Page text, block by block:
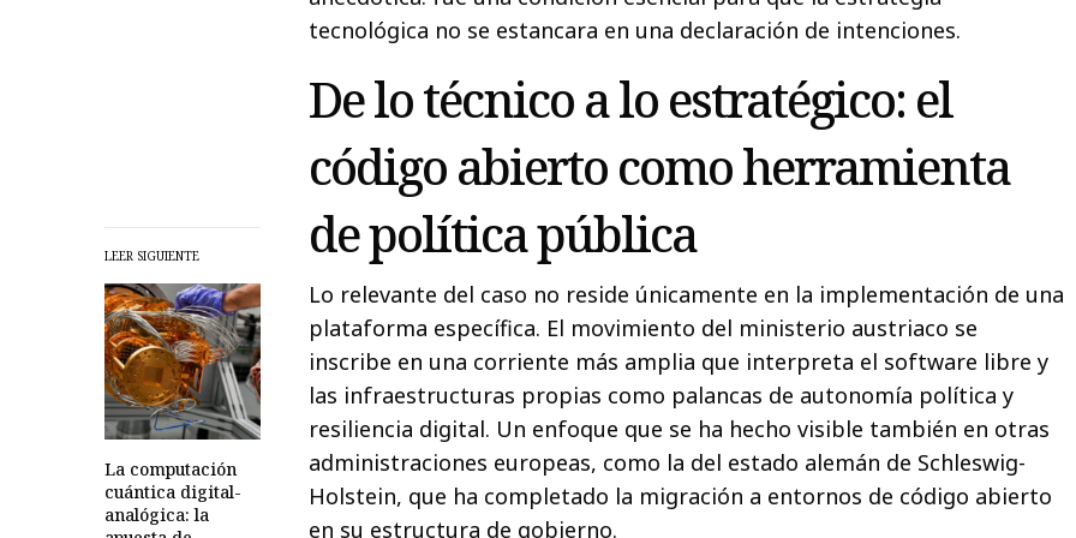
LEER SIGUIENTE
La computación
cuántica digital-
analógica: la
tecnológica no se estancara en una declaración de intenciones.
De lo técnico a lo estratégico: el
código abierto como herramienta
de política pública
Lo relevante del caso no reside únicamente en la implementación de una
plataforma específica. El movimiento del ministerio austriaco se
inscribe en una corriente más amplia que interpreta el software libre y
las infraestructuras propias como palancas de autonomía política y
resiliencia digital. Un enfoque que se ha hecho visible también en otras
administraciones europeas, como la del estado alemán de Schleswig-
Holstein, que ha completado la migración a entornos de código abierto
en su estructura de gobierno.